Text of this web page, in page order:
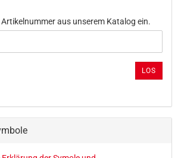
Artikelnummer aus unserem Katalog ein.
LOS